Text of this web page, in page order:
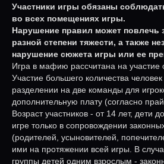
Участники игры обязаны
во всех помещениях игры.
Нарушение правил может повлечь
разной степени тяжести, а также
нарушение сюжета игры или ее
Игра в мафию рассчитана на участие
Участие большего количества
разделении на две команды для
дополнительную плату (согласно
Возраст участников - от 14 лет, дети
игре только в сопровождении
(родителей, усыновителей,
ими на протяжении всей игры. В
группы детей одним взрослым -